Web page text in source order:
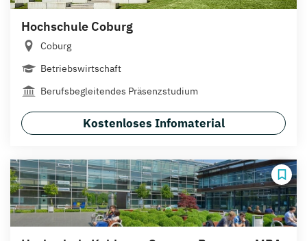
Hochschule Coburg
Coburg
Betriebswirtschaft
Berufsbegleitendes Präsenzstudium
Kostenloses Infomaterial